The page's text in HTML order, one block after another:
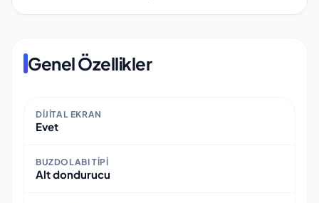
Genel Özellikler
DIJITAL EKRAN
Evet
BUZDOLABI TIPI
Alt dondurucu